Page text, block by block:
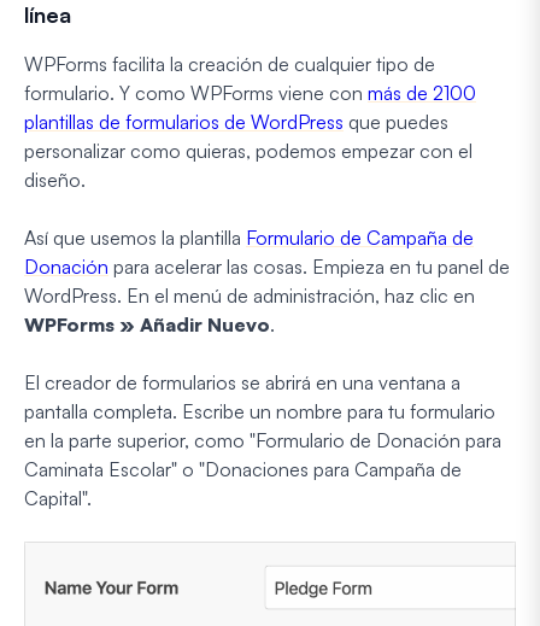
línea
WPForms facilita la creación de cualquier tipo de
formulario. Y como WPForms viene con más de 2100
plantillas de formularios de WordPress que puedes
personalizar como quieras, podemos empezar con el
diseño.
Así que usemos la plantilla Formulario de Campaña de
Donación para acelerar las cosas. Empieza en tu panel de
WordPress. En el menú de administración, haz clic en
WPForms » Añadir Nuevo.
El creador de formularios se abrirá en una ventana a
pantalla completa. Escribe un nombre para tu formulario
en la parte superior, como "Formulario de Donación para
Caminata Escolar" o "Donaciones para Campaña de
Capital".